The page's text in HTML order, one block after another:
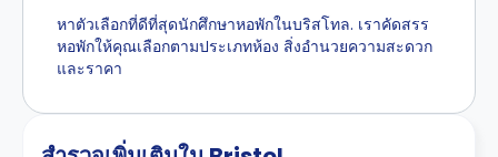
หาตัวเลือกที่ดีที่สุดนักศึกษาหอพักในบริสโทล. เราคัดสรร
หอพักให้คุณเลือกตามประเภทห้อง สิ่งอำนวยความสะดวก
และราคา